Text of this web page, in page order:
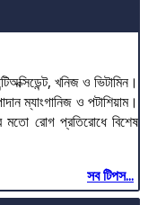
খনিজ ও ভিটামিন।
ম্যাংগানিজ ও পটাশিয়াম।
মতো রোগ প্রতিরোধে বিশেষ
সব টিপস...